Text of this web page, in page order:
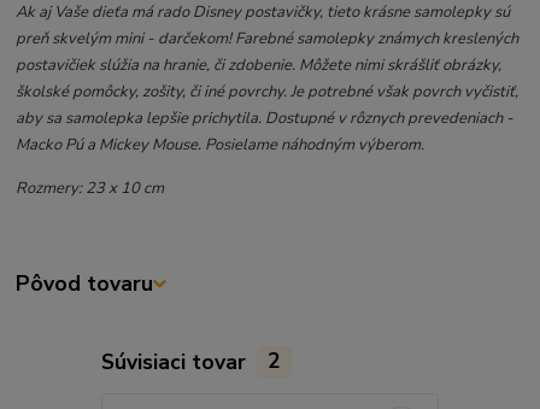
Ak aj Vaše dieťa má rado Disney postavičky, tieto krásne samolepky sú
preň skvelým mini - darčekom! Farebné samolepky známych kreslených
postavičiek slúžia na hranie, či zdobenie. Môžete nimi skrášliť obrázky,
školské pomôcky, zošity, či iné povrchy. Je potrebné však povrch vyčistiť,
aby sa samolepka lepšie prichytila. Dostupné v rôznych prevedeniach -
Macko Pú a Mickey Mouse. Posielame náhodným výberom.
Rozmery: 23 x 10 cm
Pôvod tovaru
Súvisiaci tovar 2